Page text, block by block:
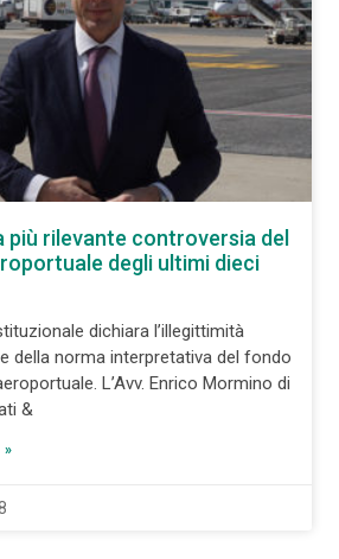
più rilevante controversia del
degli ultimi dieci
dichiara l’illegittimità
della norma interpretativa del fondo
L’Avv. Enrico Mormino di
&
»